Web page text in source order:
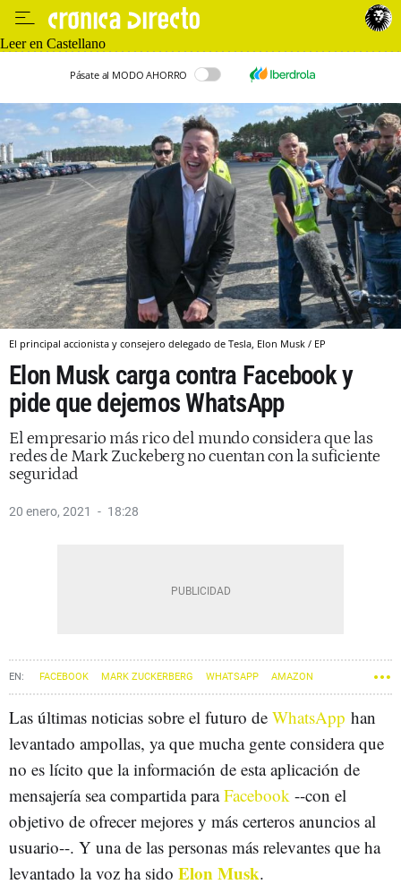
Leer en Castellano
Pásate al MODO AHORRO
El principal accionista y consejero delegado de Tesla, Elon Musk / EP
Elon Musk carga contra Facebook y
pide que dejemos WhatsApp
El empresario más rico del mundo considera que las
redes de Mark Zuckeberg no cuentan con la suficiente
seguridad
20 enero, 2021 18:28
FACEBOOK MARK ZUCKERBERG WHATSAPP AMAZON
Las últimas noticias sobre el futuro de WhatsApp han
levantado ampollas, ya que mucha gente considera que
no es lícito que la información de esta aplicación de
mensajería sea compartida paraFacebook --con el
objetivo de ofrecer mejores y más certeros anuncios al
usuario--. Y una de las personas más relevantes que ha
levantado la voz ha sido Elon Musk.